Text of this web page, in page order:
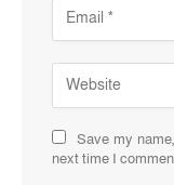
Save my
next time I